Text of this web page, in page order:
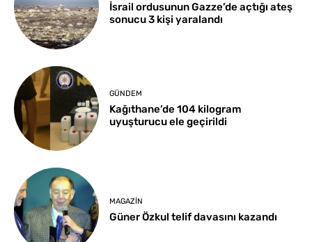
İsrail ordusunun Gazze’de açtığı ateş
sonucu 3 kişi yaralandı
GÜNDEM
Kağıthane’de 104 kilogram
uyuşturucu ele geçirildi
MAGAZIN
Güner Özkul telif davasını kazandı